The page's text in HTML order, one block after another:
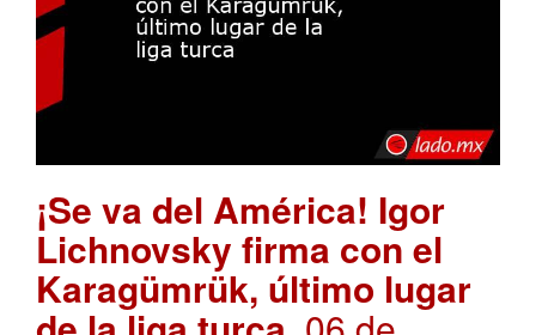
¡Se va del América! Igor
Lichnovsky firma con el
Karagümrük, último lugar